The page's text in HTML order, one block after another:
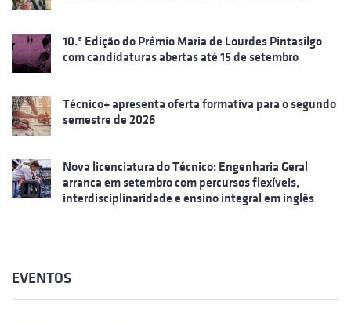
10.ª Edição do Prémio Maria de Lourdes Pintasilgo
com candidaturas abertas até 15 de setembro
Técnico+ apresenta oferta formativa para o segundo
semestre de 2026
Nova licenciatura do Técnico: Engenharia Geral
arranca em setembro com percursos flexíveis,
interdisciplinaridade e ensino integral em inglês
EVENTOS